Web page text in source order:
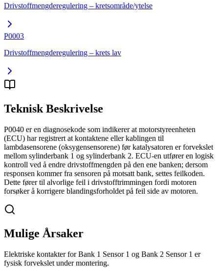
Drivstoffmengderegulering – kretsområde/ytelse
P0003
Drivstoffmengderegulering – krets lav
Teknisk Beskrivelse
P0040 er en diagnosekode som indikerer at motorstyreenheten
(ECU) har registrert at kontaktene eller kablingen til
lambdasensorene (oksygensensorene) før katalysatoren er forvekslet
mellom sylinderbank 1 og sylinderbank 2. ECU-en utfører en logisk
kontroll ved å endre drivstoffmengden på den ene banken; dersom
responsen kommer fra sensoren på motsatt bank, settes feilkoden.
Dette fører til alvorlige feil i drivstofftrimmingen fordi motoren
forsøker å korrigere blandingsforholdet på feil side av motoren.
Mulige Årsaker
Elektriske kontakter for Bank 1 Sensor 1 og Bank 2 Sensor 1 er
fysisk forvekslet under montering.